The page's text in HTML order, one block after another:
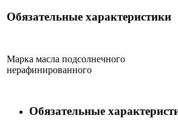
Обязательные характеристики
Марка масла подсолнечного
нерафинированного
Обязательные